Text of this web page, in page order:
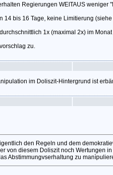
Regierungen WEITAUS weniger
14 bis 16 Tage, keine Limitierung
1x (maximal 2x) im
zu.
im Doliszit-Hintergrund ist
den Regeln und dem
von diesem Doliszit noch Wertungen
Abstimmungvserhaltung zu